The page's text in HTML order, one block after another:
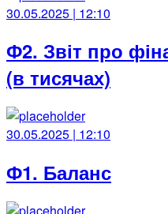
30.05.2025 | 12:10
Ф2. Звіт про
(в тисячах)
30.05.2025 | 12:10
Ф1. Баланс